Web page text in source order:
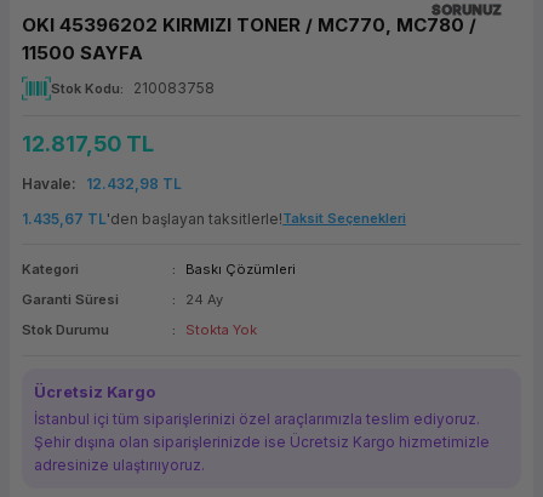
Fiş Yazıcı
Panel PC
(Firewall)
Bileşenleri
Makinesi
Makinesi
Bağlantı
Yedekleme
Paketi
SORUNUZ
OKI 45396202 KIRMIZI TONER / MC770, MC780 /
11500 SAYFA
Stok Kodu 210083758
12.817,50 TL
Havale
12.432,98 TL
1.435,67 TL'den başlayan taksitlerle!Taksit Seçenekleri
Kategori
Baskı Çözümleri
Garanti Süresi
24 Ay
Stok Durumu
Stokta Yok
Ücretsiz Kargo
İstanbul içi tüm siparişlerinizi özel araçlarımızla teslim ediyoruz.
Şehir dışına olan siparişlerinizde ise Ücretsiz Kargo hizmetimizle
adresinize ulaştırııyoruz.